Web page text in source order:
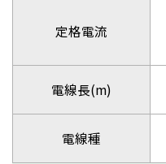
定格電流
電線長(m)
電線種